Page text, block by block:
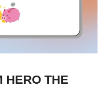
HERO THE